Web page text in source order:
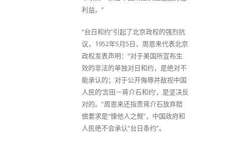
利益。”
“台日和约”引起了北京政权的强烈抗
议，1952年5月5日，周恩来代表北京
政权发表声明：“对于美国所宣布生
效的非法的单独对日和约，是绝对不
能承认的；对于公开侮辱并敌视中国
人民的‘吉田－蒋介石和约’，是坚决反
对的。”周恩来还指责蒋介石放弃赔
偿要求是“慷他人之慨”，中国政府和
人民绝不会承认“台日条约”。